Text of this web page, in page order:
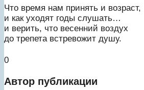
Что время нам принять и возраст,
и как уходят годы слушать…
и верить, что весенний воздух
до трепета встревожит душу.
0
Автор публикации